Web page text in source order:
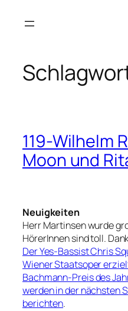
Inhalt
119-Wilhelm
Moon und
Neuigkeiten
Herr Martinsen wurde
HörerInnen sind toll.
Der Yes-Bassist Chris
Wiener Staatsoper
Bachmann-Preis des
werden in der nächsten
berichten.